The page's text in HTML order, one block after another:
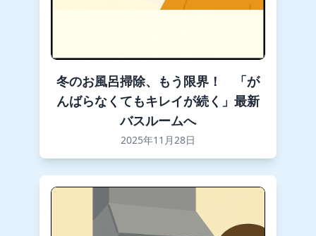
冬のお風呂掃除、もう限界！ 「が
んばらなくてもキレイが続く」最新
バスルームへ
2025年11月28日